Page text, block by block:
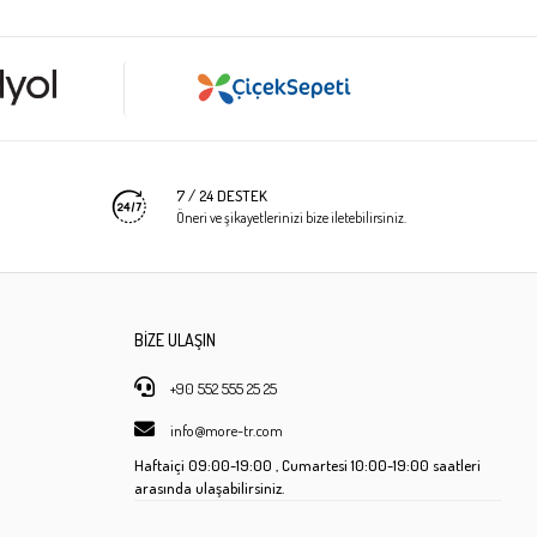
7 / 24 DESTEK
Öneri ve şikayetlerinizi bize iletebilirsiniz.
BİZE ULAŞIN
+90 552 555 25 25
info@more-tr.com
Haftaiçi 09:00-19:00 , Cumartesi10:00-19:00 saatleri
arasında ulaşabilirsiniz.